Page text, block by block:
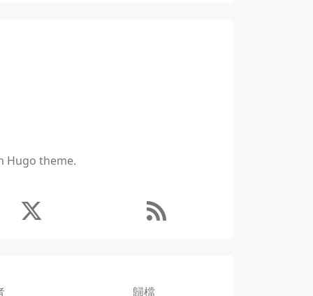
Hugo theme.
歸檔